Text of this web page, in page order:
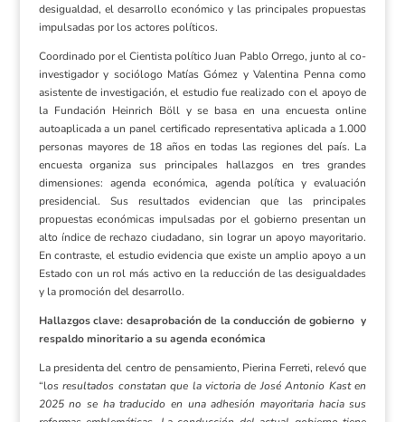
desigualdad, el desarrollo económico y las principales propuestas
impulsadas por los actores políticos.
Coordinado por el Cientista político Juan Pablo Orrego, junto al co-
investigador y sociólogo Matías Gómez y Valentina Penna como
asistente de investigación, el estudio fue realizado con el apoyo de
la Fundación Heinrich Böll y se basa en una encuesta online
autoaplicada a un panel certificado representativa aplicada a 1.000
personas mayores de 18 años en todas las regiones del país. La
encuesta organiza sus principales hallazgos en tres grandes
dimensiones: agenda económica, agenda política y evaluación
presidencial. Sus resultados evidencian que las principales
propuestas económicas impulsadas por el gobierno presentan un
alto índice de rechazo ciudadano, sin lograr un apoyo mayoritario.
En contraste, el estudio evidencia que existe un amplio apoyo a un
Estado con un rol más activo en la reducción de las desigualdades
y la promoción del desarrollo.
Hallazgos clave: desaprobación de la conducción de gobierno y
respaldo minoritario a su agenda económica
La presidenta del centro de pensamiento, Pierina Ferreti, relevó que
“los resultados constatan que la victoria de José Antonio Kast en
2025 no se ha traducido en una adhesión mayoritaria hacia sus